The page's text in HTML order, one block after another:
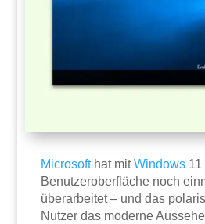
Microsofthat mitWindows 11
Benutzeroberfläche noch
überarbeitet – und das
Nutzer das moderne